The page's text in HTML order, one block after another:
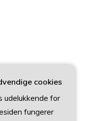
cookies
udelukkende for
fungerer